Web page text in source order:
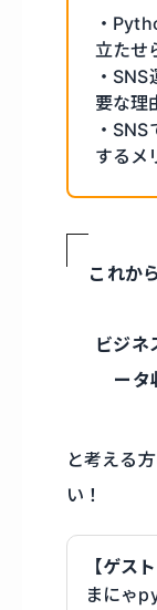
・
立たせ
・
要な理
・
するメ
これか
ビジネ
ータ
と考える
い！
【ゲス
まにゃ